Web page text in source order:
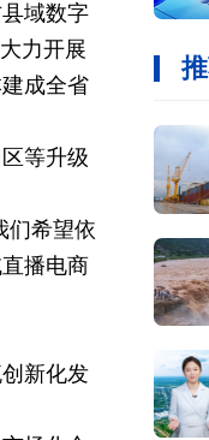
域数字
力开展
成全省
等升级
们希望依
播电商
新化发